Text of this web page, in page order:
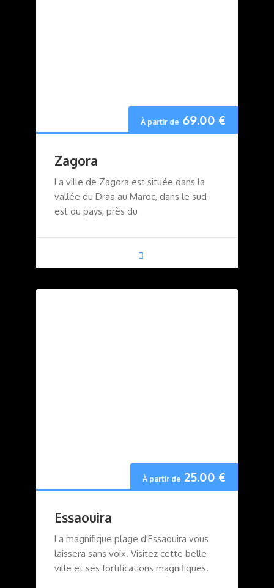
À partir de 69.00 €
Zagora
La ville de Zagora est située dans la
vallée du Draa au Maroc, dans le sud-
est du pays, près du
À partir de 25.00 €
Essaouira
La magnifique plage d'Essaouira vous
laissera sans voix. Visitez cette belle
ville et ses fortifications magnifiques.